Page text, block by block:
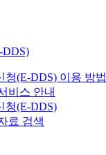
DDS)
청(E-DDS) 이용 방법
비스 안내
청(E-DDS)
료 검색